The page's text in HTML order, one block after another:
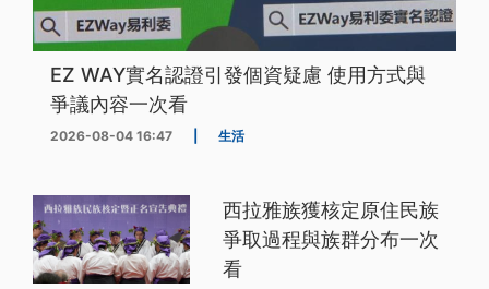
EZ WAY實名認證引發個資疑慮 使用方式與
爭議內容一次看
2026-08-04 16:47 生活
西拉雅族獲核定原住民族
爭取過程與族群分布一次
看